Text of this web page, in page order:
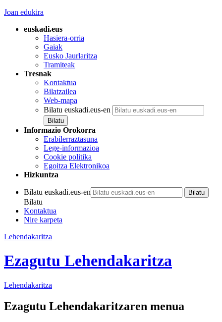
Joan edukira
euskadi.eus
Hasiera-orria
Gaiak
Eusko Jaurlaritza
Tramiteak
Tresnak
Kontaktua
Bilatzailea
Web-mapa
Bilatu euskadi.eus-en
Informazio Orokorra
Erabilerraztasuna
Lege-informazioa
Cookie politika
Egoitza Elektronikoa
Hizkuntza
Bilatu euskadi.eus-en
Bilatu
Kontaktua
Nire karpeta
Lehendakaritza
Ezagutu Lehendakaritza
Lehendakaritza
Ezagutu Lehendakaritzaren menua